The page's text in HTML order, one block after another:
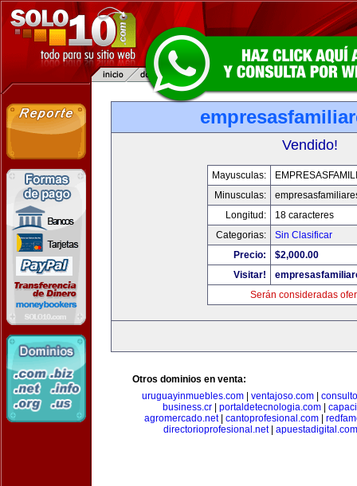
Vendido!
Mayusculas:
Minusculas:
Longitud:
18 caracteres
Categorias:
Sin Clasificar
Precio:
$2,000.00
Visitar!
Serán consideradas
Otros dominios en venta:
uruguayinmuebles.com
ventajoso.com
business.cr
portaldetecnologia.com
agromercado.net| cantoprofesional.com
directorioprofesional.net| apuestadigital.com